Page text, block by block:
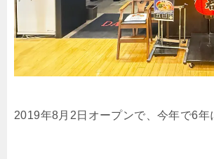
2019年8月2日オープンで、今年で6年